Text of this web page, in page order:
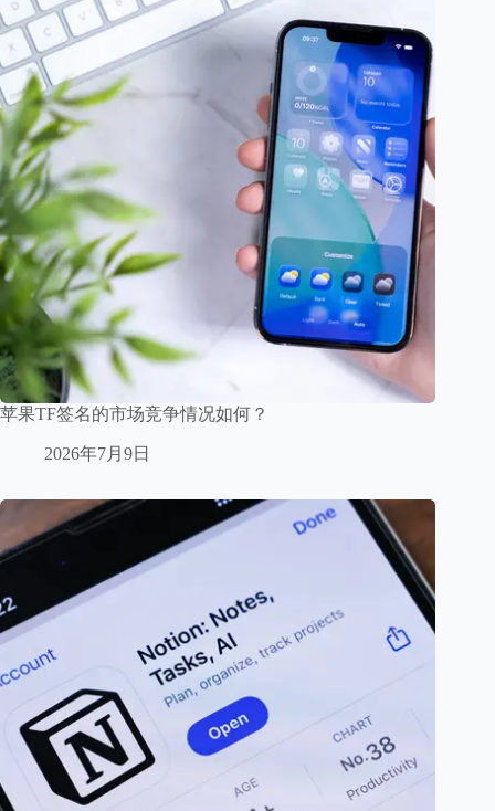
苹果TF签名的市场竞争情况如何？
2026年7月9日